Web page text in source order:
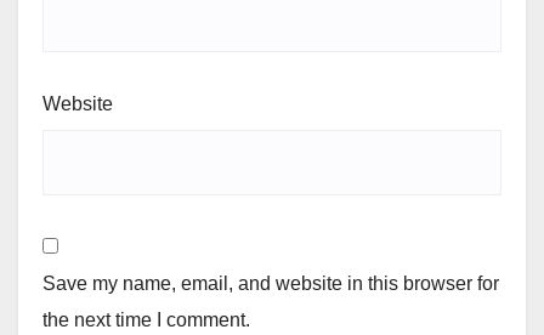
Website
Save my name, email, and website in this browser for
the next time I comment.